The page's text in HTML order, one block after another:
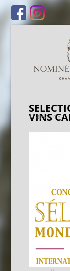
VINS
11/06/2018